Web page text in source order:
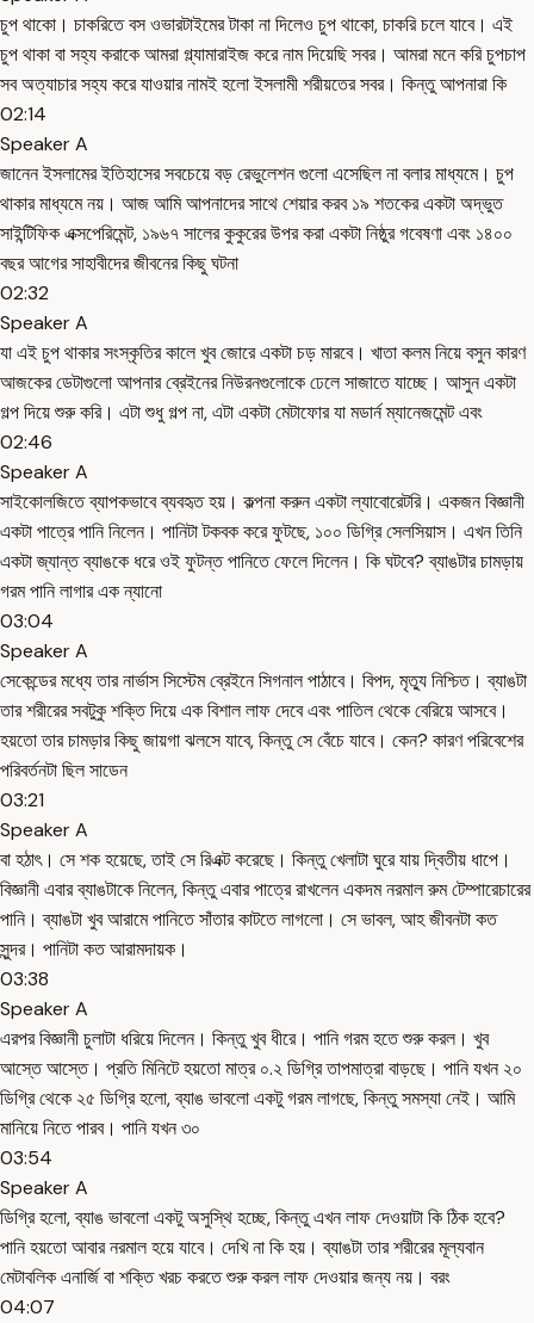
চুপ থাকো। চাকরিতে বস ওভারটাইমের টাকা না দিলেও চুপ থাকো, চাকরি চলে যাবে। এই
চুপ থাকা বা সহ্য করাকে আমরা গ্ল্যামারাইজ করে নাম দিয়েছি সবর। আমরা মনে করি চুপচাপ
সব অত্যাচার সহ্য করে যাওয়ার নামই হলো ইসলামী শরীয়তের সবর। কিন্তু আপনারা কি
02:14
Speaker A
জানেন ইসলামের ইতিহাসের সবচেয়ে বড় রেভুলেশন গুলো এসেছিল না বলার মাধ্যমে। চুপ
থাকার মাধ্যমে নয়। আজ আমি আপনাদের সাথে শেয়ার করব ১৯ শতকের একটা অদ্ভুত
সাইন্টিফিক এক্সপেরিমেন্ট, ১৯৬৭ সালের কুকুরের উপর করা একটা নিষ্ঠুর গবেষণা এবং ১৪০০
বছর আগের সাহাবীদের জীবনের কিছু ঘটনা
02:32
Speaker A
যা এই চুপ থাকার সংস্কৃতির কালে খুব জোরে একটা চড় মারবে। খাতা কলম নিয়ে বসুন কারণ
আজকের ডেটাগুলো আপনার ব্রেইনের নিউরনগুলোকে ঢেলে সাজাতে যাচ্ছে। আসুন একটা
গল্প দিয়ে শুরু করি। এটা শুধু গল্প না, এটা একটা মেটাফোর যা মডার্ন ম্যানেজমেন্ট এবং
02:46
Speaker A
সাইকোলজিতে ব্যাপকভাবে ব্যবহৃত হয়। কল্পনা করুন একটা ল্যাবোরেটরি। একজন বিজ্ঞানী
একটা পাত্রে পানি নিলেন। পানিটা টকবক করে ফুটছে, ১০০ ডিগ্রি সেলসিয়াস। এখন তিনি
একটা জ্যান্ত ব্যাঙকে ধরে ওই ফুটন্ত পানিতে ফেলে দিলেন। কি ঘটবে? ব্যাঙটার চামড়ায়
গরম পানি লাগার এক ন্যানো
03:04
Speaker A
সেকেন্ডের মধ্যে তার নার্ভাস সিস্টেম ব্রেইনে সিগনাল পাঠাবে। বিপদ, মৃত্যু নিশ্চিত। ব্যাঙটা
তার শরীরের সবটুকু শক্তি দিয়ে এক বিশাল লাফ দেবে এবং পাতিল থেকে বেরিয়ে আসবে।
হয়তো তার চামড়ার কিছু জায়গা ঝলসে যাবে, কিন্তু সে বেঁচে যাবে। কেন? কারণ পরিবেশের
পরিবর্তনটা ছিল সাডেন
03:21
Speaker A
বা হঠাৎ। সে শক হয়েছে, তাই সে রিএক্ট করেছে। কিন্তু খেলাটা ঘুরে যায় দ্বিতীয় ধাপে।
বিজ্ঞানী এবার ব্যাঙটাকে নিলেন, কিন্তু এবার পাত্রে রাখলেন একদম নরমাল রুম টেম্পারেচারের
পানি। ব্যাঙটা খুব আরামে পানিতে সাঁতার কাটতে লাগলো। সে ভাবল, আহ জীবনটা কত
সুন্দর। পানিটা কত আরামদায়ক।
03:38
Speaker A
এরপর বিজ্ঞানী চুলাটা ধরিয়ে দিলেন। কিন্তু খুব ধীরে। পানি গরম হতে শুরু করল। খুব
আস্তে আস্তে। প্রতি মিনিটে হয়তো মাত্র ০.২ ডিগ্রি তাপমাত্রা বাড়ছে। পানি যখন ২০
ডিগ্রি থেকে ২৫ ডিগ্রি হলো, ব্যাঙ ভাবলো একটু গরম লাগছে, কিন্তু সমস্যা নেই। আমি
মানিয়ে নিতে পারব। পানি যখন ৩০
03:54
Speaker A
ডিগ্রি হলো, ব্যাঙ ভাবলো একটু অসুস্থি হচ্ছে, কিন্তু এখন লাফ দেওয়াটা কি ঠিক হবে?
পানি হয়তো আবার নরমাল হয়ে যাবে। দেখি না কি হয়। ব্যাঙটা তার শরীরের মূল্যবান
মেটাবলিক এনার্জি বা শক্তি খরচ করতে শুরু করল লাফ দেওয়ার জন্য নয়। বরং
04:07